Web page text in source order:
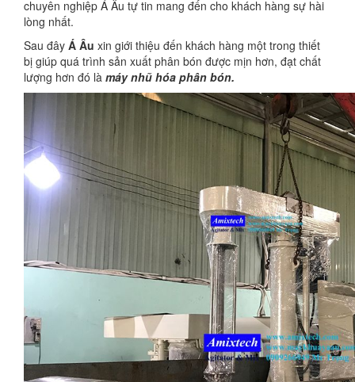
chuyên nghiệp Á Âu tự tin mang đến cho khách hàng sự hài
lòng nhất.
Sau đây Á Âu xin giới thiệu đến khách hàng một trong thiết
bị giúp quá trình sản xuất phân bón được mịn hơn, đạt chất
lượng hơn đó là máy nhũ hóa phân bón.